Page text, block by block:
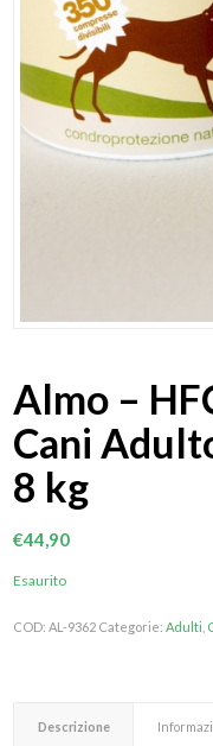
Almo –
Cani
8 kg
€44,90
Esaurito
COD:AL-9362 Categorie:Adulti
Descrizione